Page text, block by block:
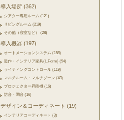
導入場所 (362)
シアター専用ルーム (121)
リビングルーム (219)
その他（寝室など） (28)
導入機器 (197)
オートメーションシステム (158)
造作・インテリア家具(L.Form) (54)
ライティングコントロール (119)
マルチルーム・マルチゾーン (43)
プロジェクター昇降機 (16)
防音・調音 (16)
デザイン＆コーディネート (19)
インテリアコーディネート (3)